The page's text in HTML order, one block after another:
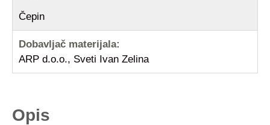
Čepin
Dobavljač materijala:
ARP d.o.o., Sveti Ivan Zelina
Opis